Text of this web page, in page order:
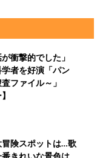
衝撃的でした」
者を好演「パン
ファイル～」
険スポットは…歌